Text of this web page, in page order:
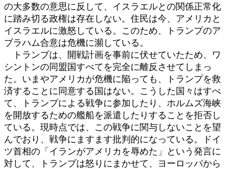
の大多数の意思に反して、イスラエルとの関係正常化
に踏み切る政権は存在しない。住民は今、アメリカと
イスラエルに激怒している。このため、トランプのア
ブラハム合意は危機に瀕している。
トランプは、開戦計画を事前に伏せていたため、ワ
シントンの同盟国すべてを完全に離反させてしまっ
た。いまやアメリカが危機に陥っても、トランプを救
済することに同意する国はない。こうした国々はすべ
て、トランプによる戦争に参加したり、ホルムズ海峡
を開放するための艦船を派遣したりすることを拒否し
ている。現時点では、この戦争に関与しないことを望
んでおり、戦争にますます批判的になっている。ドイ
ツ首相の「イランがアメリカを辱めた」という発言に
対して、トランプは怒りにまかせて、ヨーロッパから